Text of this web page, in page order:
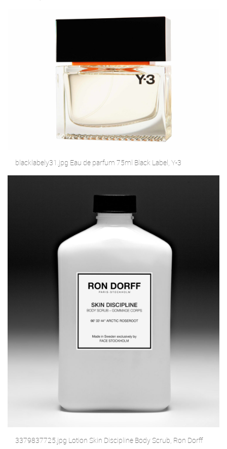
blacklabely31.jpg Eau de parfum 75ml Black Label, Y-3
3379837725.jpg Lotion Skin Discipline Body Scrub, Ron Dorff